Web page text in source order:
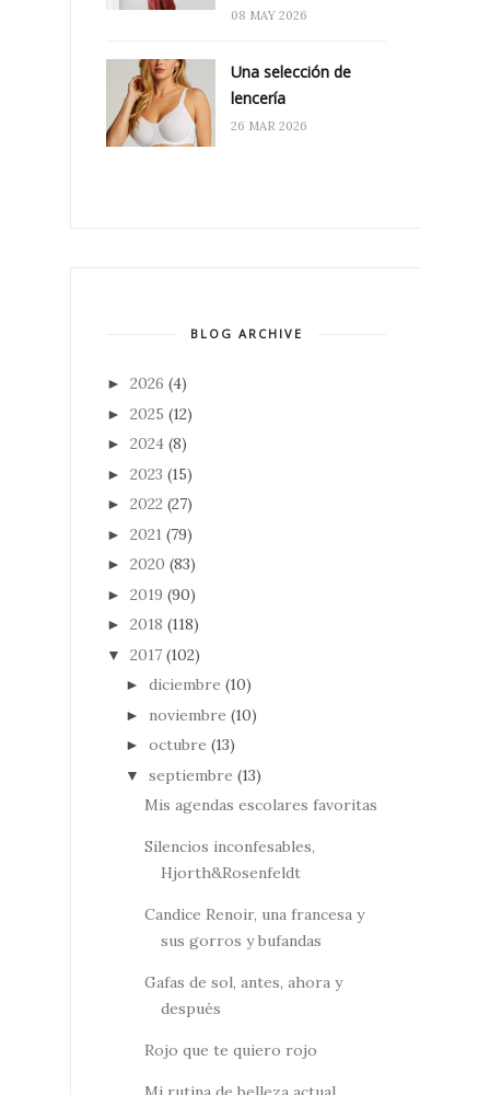
08 MAY 2026
Una selección de
lencería
26 MAR 2026
BLOG ARCHIVE
► 2026 (4)
► 2025 (12)
► 2024 (8)
► 2023 (15)
► 2022 (27)
► 2021 (79)
► 2020 (83)
► 2019 (90)
► 2018 (118)
▼ 2017 (102)
► diciembre (10)
► noviembre (10)
► octubre (13)
▼ septiembre (13)
Mis agendas escolares favoritas
Silencios inconfesables,
Hjorth&Rosenfeldt
Candice Renoir, una francesa y
sus gorros y bufandas
Gafas de sol, antes, ahora y
después
Rojo que te quiero rojo